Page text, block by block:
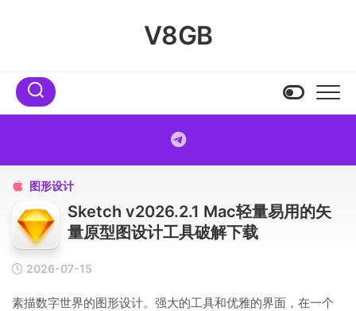
V8GB
 图形设计
Sketch v2026.2.1 Mac轻量易用的矢
量原型图设计工具破解下载
2026-07-15
素描数字世界的图形设计。强大的工具和优雅的界面，在一个